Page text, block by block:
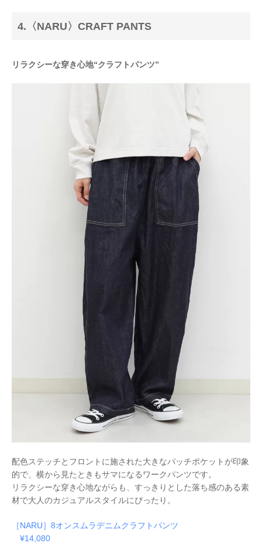
4.〈NARU〉CRAFT PANTS
リラクシーな穿き心地“クラフトパンツ”
配色ステッチとフロントに施された大きなパッチポケットが印象
的で、横から見たときもサマになるワークパンツです。
リラクシーな穿き心地ながらも、すっきりとした落ち感のある素
材で大人のカジュアルスタイルにぴったり。
［NARU］8オンスムラデニムクラフトパンツ
¥14,080